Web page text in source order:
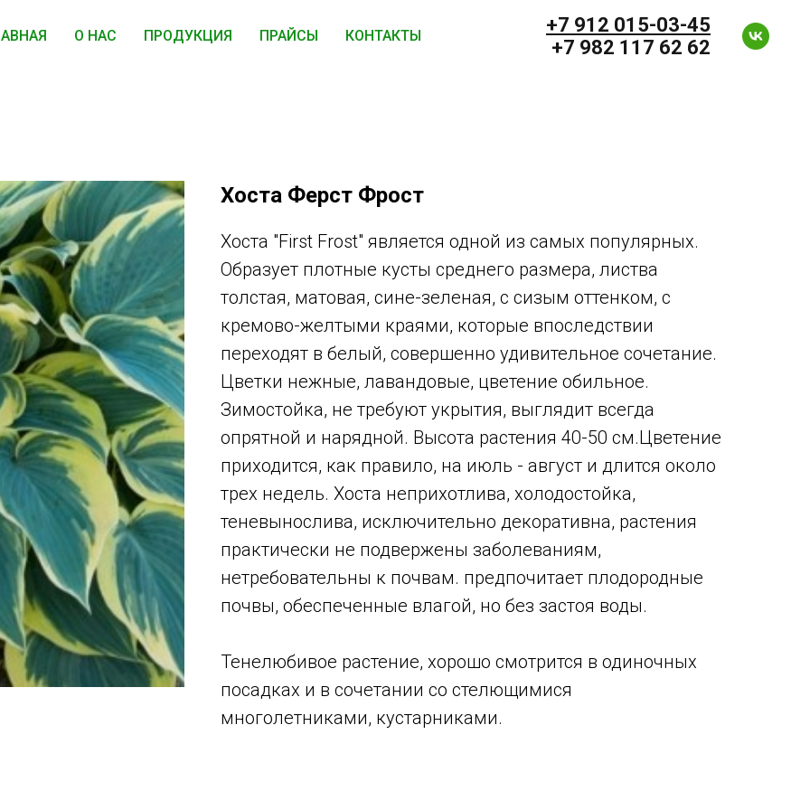
О НАС ПРОДУКЦИЯ ПРАЙСЫ КОНТАКТЫ +7 912 015-03-45
+7 982 117 62 62
Хоста Ферст Фрост
Хоста "First Frost" является одной из самых популярных.
Образует плотные кусты среднего размера, листва
толстая, матовая, сине-зеленая, с сизым оттенком, с
кремово-желтыми краями, которые впоследствии
переходят в белый, совершенно удивительное сочетание.
Цветки нежные, лавандовые, цветение обильное.
Зимостойка, не требуют укрытия, выглядит всегда
опрятной и нарядной. Высота растения 40-50 см.Цветение
приходится, как правило, на июль - август и длится около
трех недель. Хоста неприхотлива, холодостойка,
теневынослива, исключительно декоративна, растения
практически не подвержены заболеваниям,
нетребовательны к почвам. предпочитает плодородные
почвы, обеспеченные влагой, но без застоя воды.
Тенелюбивое растение, хорошо смотрится в одиночных
посадках и в сочетании со стелющимися
многолетниками, кустарниками.